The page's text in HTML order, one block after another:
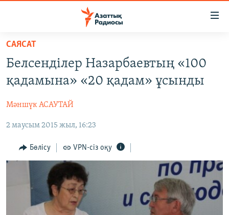
Skip
main
content
to
Navigation
ҚАҢТАР ОҚИҒАСЫ
АДАМ ҚҰҚЫҚТАРЫ
ӘЛЕУМЕТ
ӘЛЕМ
АРНАЙЫ ЖОБАЛАР
Русский
САЯСАТ
Белсенділер Назарбаевтың «100
қадамына» «20 қадам» ұсынды
Мәншүк АСАУТАЙ
2 маусым 2015 жыл, 16:23
Бөлісу VPN-сіз оқу